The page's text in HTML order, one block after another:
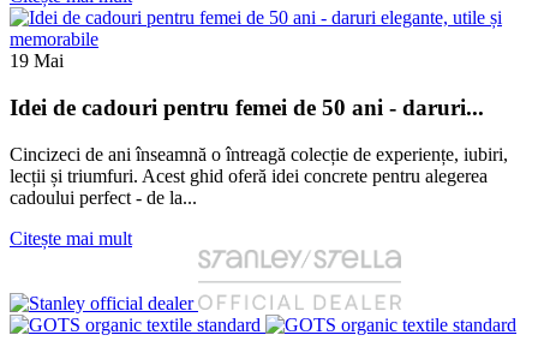
19 Mai
Idei de cadouri pentru femei de 50 ani - daruri...
Cincizeci de ani înseamnă o întreagă colecție de experiențe, iubiri,
lecții și triumfuri. Acest ghid oferă idei concrete pentru alegerea
cadoului perfect - de la...
Citește mai mult